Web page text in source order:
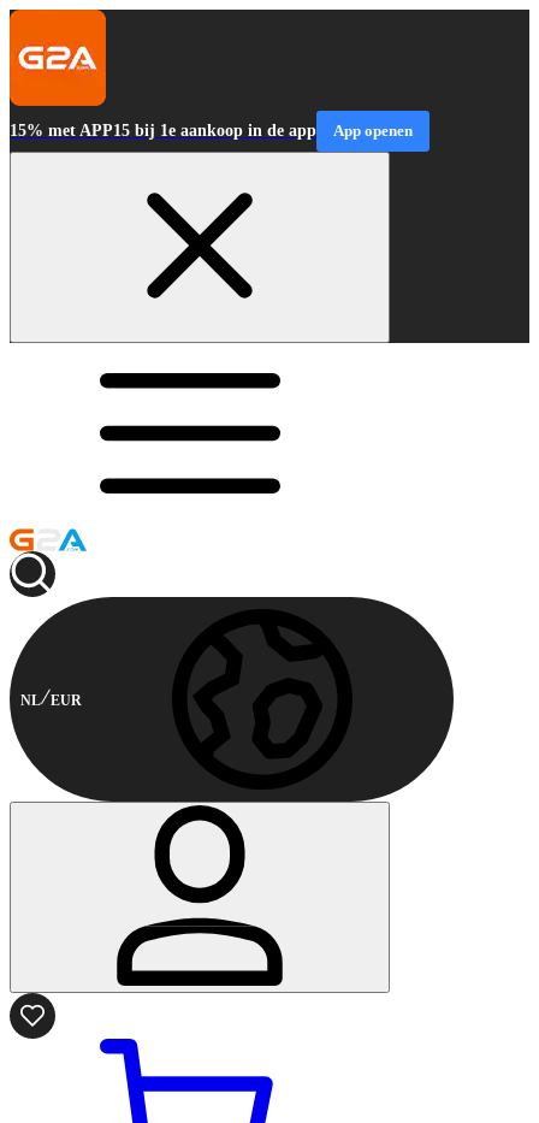
15% met APP15 bij 1e aankoop in de app App openen
NL EUR